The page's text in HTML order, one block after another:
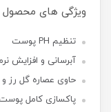
ویژگی های محصول
تنظیم PH پوست
آبرسانی و افزایش
حاوی عصاره گل رز و
پاکسازی کامل پوست